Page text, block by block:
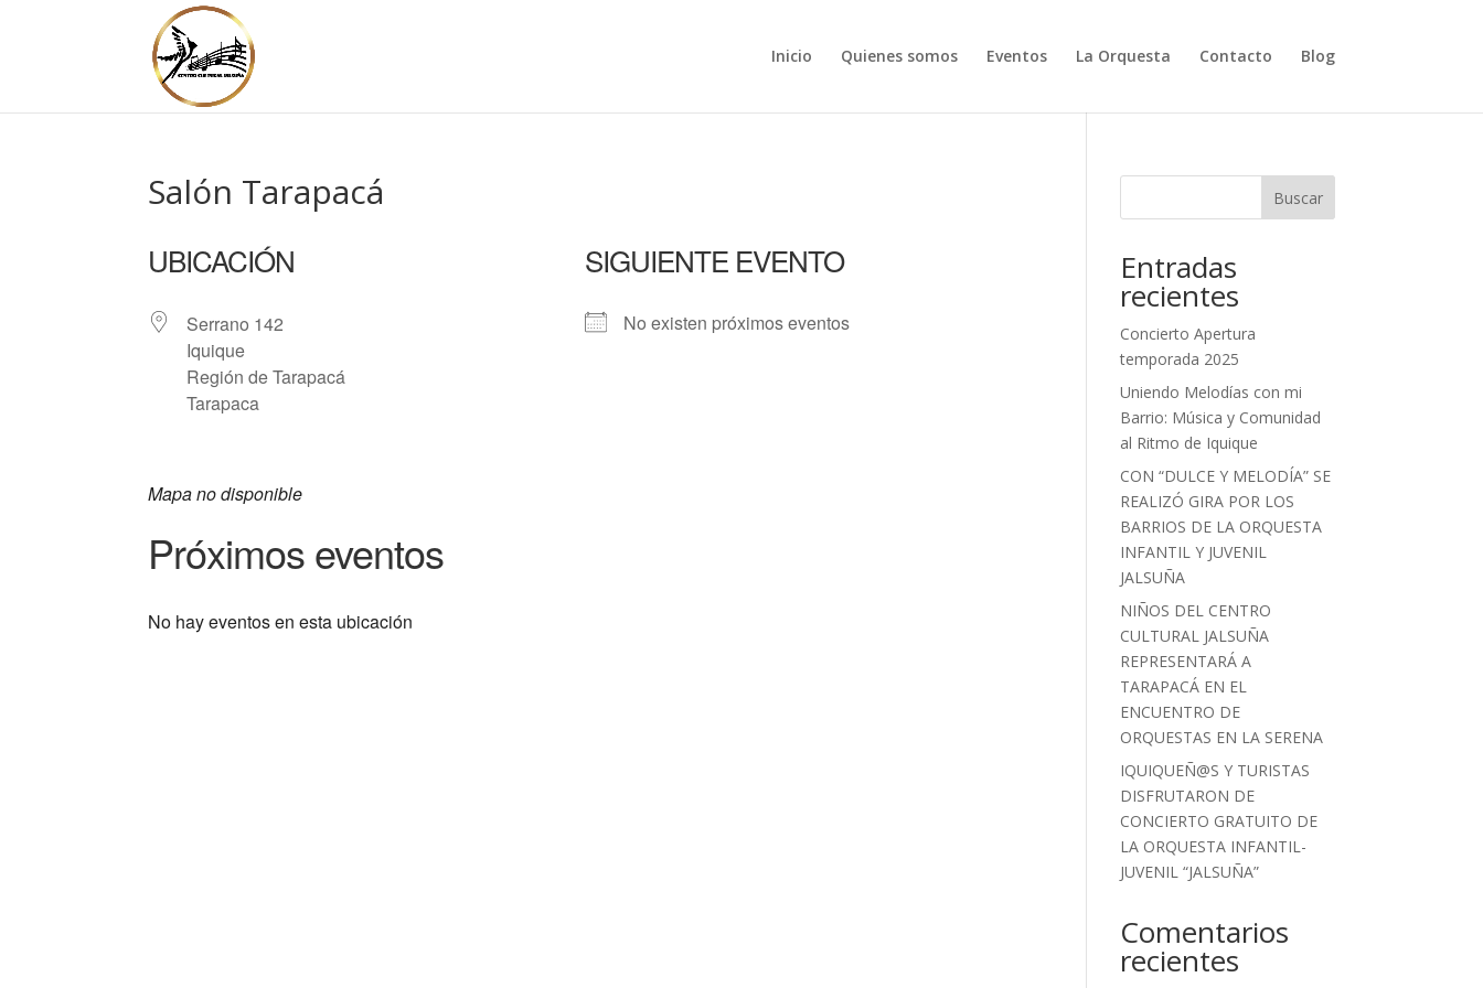
Inicio Quienes somos Eventos La Orquesta Contacto Blog
Salón Tarapacá
UBICACIÓN
Serrano 142
Iquique
Región de Tarapacá
Tarapaca
SIGUIENTE EVENTO
No existen próximos eventos
Mapa no disponible
Próximos eventos
No hay eventos en esta ubicación
Buscar
Entradas
recientes
Concierto Apertura
temporada 2025
Uniendo Melodías con mi
Barrio: Música y Comunidad
al Ritmo de Iquique
CON “DULCE Y MELODÍA” SE
REALIZÓ GIRA POR LOS
BARRIOS DE LA ORQUESTA
INFANTIL Y JUVENIL
JALSUÑA
NIÑOS DEL CENTRO
CULTURAL JALSUÑA
REPRESENTARÁ A
TARAPACÁ EN EL
ENCUENTRO DE
ORQUESTAS EN LA SERENA
IQUIQUEÑ@S Y TURISTAS
DISFRUTARON DE
CONCIERTO GRATUITO DE
LA ORQUESTA INFANTIL-
JUVENIL “JALSUÑA”
Comentarios
recientes